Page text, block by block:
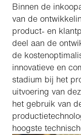
Binnen de
van de
product- en
deel aan de
de
innovatieve en
stadium bij het
uitvoering van
het gebruik van
hoogste